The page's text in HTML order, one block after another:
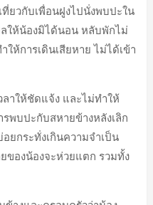
ยวกับเพื่อนฝูงไปนั่งพบปะใน
ให้น้องมิได้นอน หลับพักไม่
ห้การเดินเสียหาย ไม่ได้เข้า
ลาให้ชัดแจ้ง และไม่ทำให้
พบปะกับสหายข้างหลังเลิก
ยกระทั่งเกินความจำเป็น
ของน้องจะห่วยแตก รวมทั้ง